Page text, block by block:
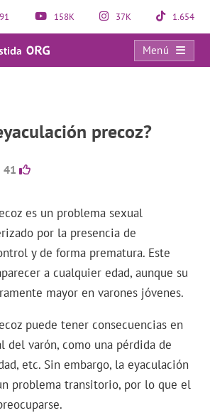
158K 37K 1.654
Menú
precoz?
precoz?
41
es un problema sexual
por la presencia de
y de forma prematura. Este
a cualquier edad, aunque su
mayor en varones jóvenes.
puede tener consecuencias en
del varón, como una pérdida de
etc. Sin embargo, la eyaculación
problema transitorio, por lo que el